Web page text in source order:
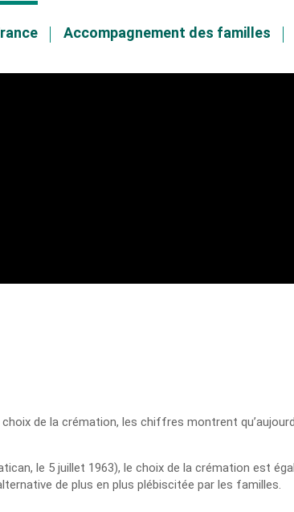
Accompagnement des familles
de la crémation, les chiffres montrent
le 5 juillet 1963), le choix de la crémation est
de plus en plus plébiscitée par les familles.